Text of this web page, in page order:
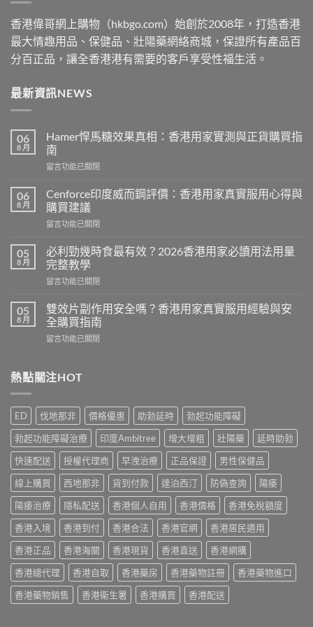
香港偉哥網上購物（hkbgo.com）始創於2008年，打造香港
最大情趣用品、保健品、壯陽藥網絡商城，保證所有產品百
分百正品，讓全香港港有需要的客戶享受性福生活。
最新資訊NEWS
06
8 月
Hamer悍馬糖效果真相：香港用家實測與正貨購買指
南
在
悍
馬
糖
效
真
相：
香
港
家
實
與
購
南〉
中
留言功能已關閉
06
8 月
Cenforce印度威而鋼評價：香港用家真實服用心得與
購買建議
在
印
度
威
而
評
價：
香
港
真
用
心
得
與
購
買
建
議〉
中
留言功能已關閉
05
8 月
必利勁幾時食最有效？2026香港用家必讀用法用量
完整教學
在
利
勁
幾
時
有
香
港
用
家
必
讀
用
法
用
量
完
整
教
學〉
中
留言功能已關閉
05
8 月
雙效片副作用安全嗎？香港用家真實服用經驗與安
全購買指南
在
片
副
用
安
全
嗎？
香
港
用
家
真
實
服
用
經
驗
與
安
全
留言功能已關閉
熱點關注HOT
ED 伐地那非 價格優惠 助勃延時
勃起功能障礙
勃起功能障礙治療
印度Ambitree 增大增粗 壯陽藥
延時助勃
快速配送
授權代理商 早洩治療 正品保證
男性保健品
線上購買
西地那非 貨到付款 達泊西汀 防偽查詢
陽痿
陽痿治療
隱私配送 香港個人自用 香港價格
香港免稅額度
香港入境
香港到付 香港合法 香港官網
香港居民適用
香港正品
香港海關 香港現貨 香港直送
香港網購
香港總代理
香港自取 香港藥房 香港藥物註冊
香港藥物進口
香港藥物銷售
香港衛生署 香港購買 香港配送